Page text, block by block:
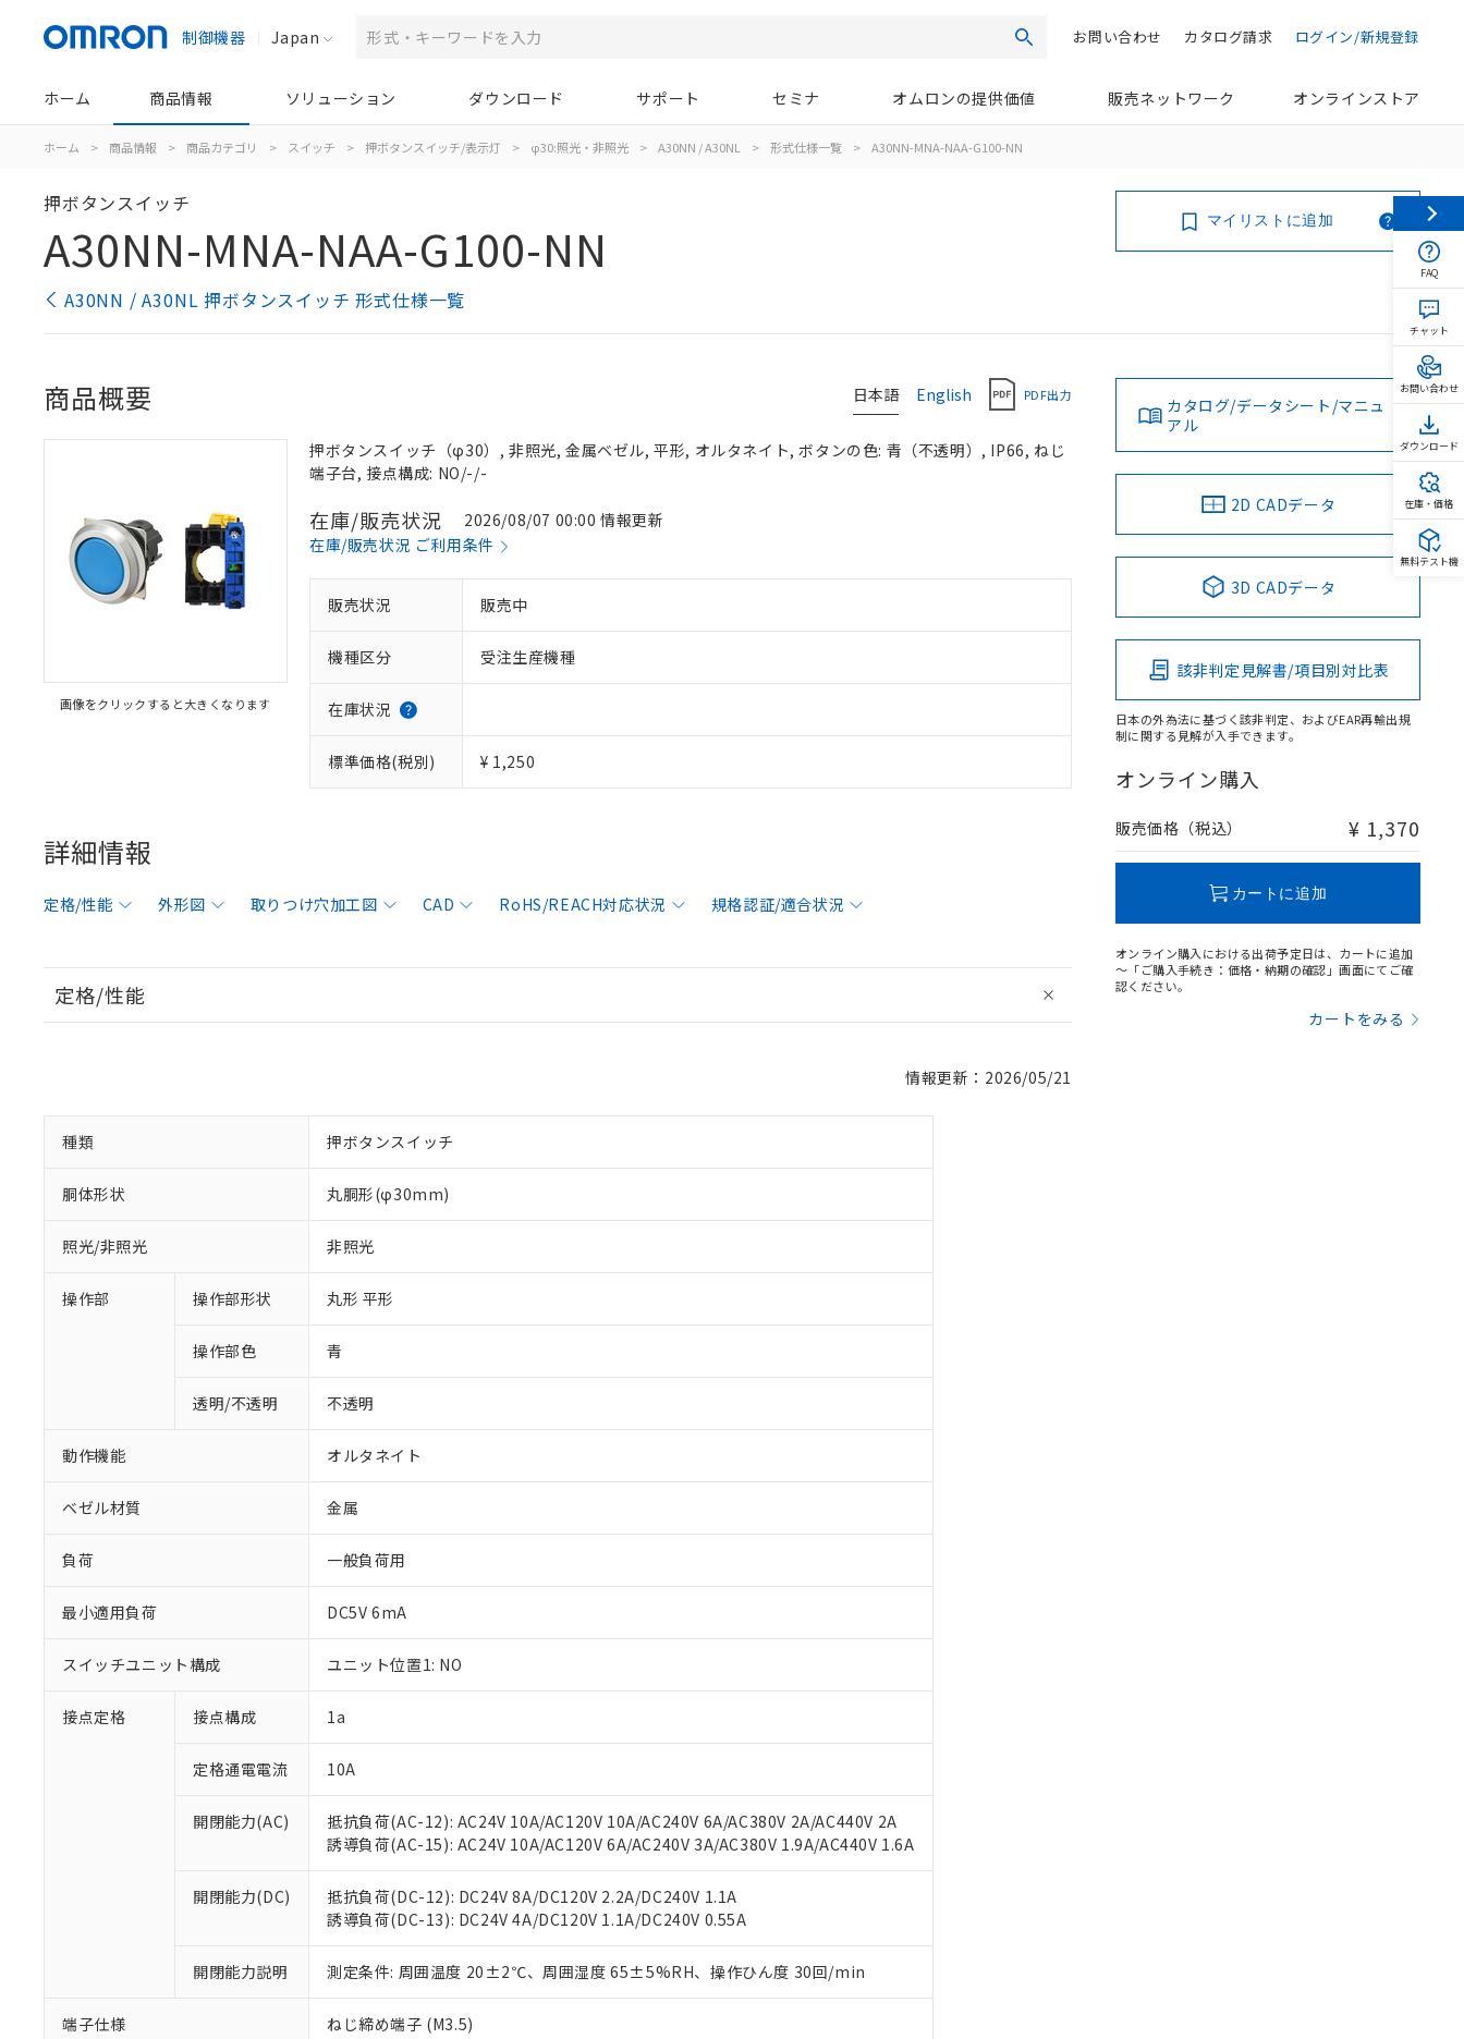
制御機器 Japan 検索 ログイン/新規登録
カタログ請求
お問い合わせ
ホーム 商品情報 ソリューション ダウンロード サポート セミナ オムロンの提供価値 販売ネットワーク オンラインストア
ホーム > 商品情報 > 商品カテゴリ > スイッチ > 押ボタンスイッチ/表示灯 > φ30:照光・非照光 > A30NN / A30NL > 形式仕様一覧 > A30NN-MNA-NAA-G100-NN
押ボタンスイッチ
A30NN-MNA-NAA-G100-NN
A30NN / A30NL 押ボタンスイッチ 形式仕様一覧
マイリストに追加
日本語 English PDF出力
商品概要
画像をクリックすると大きくなります
押ボタンスイッチ（φ30）, 非照光, 金属ベゼル, 平形, オルタネイト, ボタンの色: 青（不透明）, IP66, ねじ
端子台, 接点構成: NO/-/-
在庫/販売状況
2026/08/07 00:00 情報更新
在庫/販売状況 ご利用条件
販売状況 販売中
機種区分 受注生産機種
在庫状況
標準価格(税別) ¥ 1,250
詳細情報
定格/性能 外形図 取りつけ穴加工図 CAD RoHS/REACH対応状況 規格認証/適合状況
定格/性能
情報更新：2026/05/21
種類 押ボタンスイッチ
胴体形状 丸胴形(φ30mm)
照光/非照光 非照光
操作部 操作部形状 丸形 平形
操作部色 青
透明/不透明 不透明
動作機能 オルタネイト
ベゼル材質 金属
負荷 一般負荷用
最小適用負荷 DC5V 6mA
スイッチユニット構成 ユニット位置1: NO
接点定格 接点構成 1a
定格通電電流 10A
開閉能力(AC)
抵抗負荷(AC-12): AC24V 10A/AC120V 10A/AC240V 6A/AC380V 2A/AC440V 2A
誘導負荷(AC-15): AC24V 10A/AC120V 6A/AC240V 3A/AC380V 1.9A/AC440V 1.6A
開閉能力(DC)
抵抗負荷(DC-12): DC24V 8A/DC120V 2.2A/DC240V 1.1A
誘導負荷(DC-13): DC24V 4A/DC120V 1.1A/DC240V 0.55A
開閉能力説明 測定条件: 周囲温度 20±2℃、周囲湿度 65±5%RH、操作ひん度 30回/min
端子仕様 ねじ締め端子 (M3.5)
カタログ/データシート/マニュ
アル
2D CADデータ
3D CADデータ
該非判定見解書/項目別対比表
日本の外為法に基づく該非判定、およびEAR再輸出規
制に関する見解が入手できます。
オンライン購入
販売価格（税込） ¥ 1,370
カートに追加
オンライン購入における出荷予定日は、カートに追加
～「ご購入手続き：価格・納期の確認」画面にてご確
認ください。
カートをみる
ご利用条件
以下の条件をお読みいただき、同意のうえご利用ください。
本サービスは、当社制御機器事業取扱商品の当社在庫状況および標準価格(税抜)を提供させていただ
くものです。
在庫状況および標準価格照会結果は、記載している更新日時点での社内データに基づき作成されるも
のであり、閲覧された時点での実際の在庫および標準価格とは異なる場合があることをご了承くださ
い。
正式な納期状況および標準価格はお客様のお取引先、またはお客様担当のオムロン制御機器販売店・
当社販売員にご相談ください。
オムロン制御機器販売店や当社販売拠点は「
※1 対応状況
対応済み：EU RoHS指令（10物質）の非含有に対応した製品が提供可能な商品です。
対応予定：EU RoHS指令（10物質）の非含有に対応した製品に切り替える予定のある商品です。
非該当品：ライセンス料など無形物で、有害物質有無と関係のない商品です。
仕入先様の事情により、非含有部品としていたものが、含有品と判明した場合などやむを得ず変更すること
があります。
*EU RoHS指令（10物質）：
鉛(Pb) 1000ppm以下、 水銀(Hg) 1000ppm以下、 カドミウム(Cd) 100ppm以下、
六価クロム(Cr(Ⅵ)) 1000ppm以下、ポリ臭化ビフェニル類(PBB) 1000ppm以下、ポリ臭化ジフェニルエーテル類(PBDE) 1000ppm以下、
フタル酸ビス(2-エチルヘキシル) (DEHP)(別名：DOP) 1000ppm以下、フタル酸ブチルベンジル（BBP） 1000ppm以下、フタル酸ジブチ
ル（DBP） 1000ppm以下、フタル酸ジイソブチル (DIBP) 1000ppm以下
但し、RoHS指令で産業用監視および制御機器に対する適用除外項目は除く。
※2 対応予定月
※1 中国RoHS○×表
「×」：最大均質材料含有率が中国RoHSの基準値を超えていることを示します。
「－」：未確認です。当社販売部門へお問い合わせください。
*中国RoHS10物質の基準値 (GB/T26572)：
Pb(鉛) :1000ppm、 Hg(水銀) : 1000ppm、 Cd(カドミウム) : 100ppm、
Cr(Ⅵ)(六価クロム) : 1000ppm、 PBBs(ポリ臭化ビフェニル類) : 1000ppm、 PBDEs(ポリ臭化ジフェニルエーテル類) : 1000ppm、
DBP(フタル酸ジブチル) : 1000ppm、 DIBP(フタル酸ジイソブチル) : 1000ppm、 BBP(フタル酸ブチルベンジル) : 1000ppm、
DEHP(フタル酸ビス(2-エチルヘキシル)) : 1000ppm
※2 環境保護使用期限
当社は、これら貴社製品のうち、外国為替および外国貿易法に定める商品（以下｢規制貨物等」とい
などの必要な手続きをとります。
当社は規制貨物を破棄する場合は、完全に破砕するなど、違法に輸出されないよう必要な手段を講じ
ます。
置等に一切使用いたしません。
当社は、貴社製品を第三者に販売する場合は、上記1、2および3の内容を当該第三者に通知します。
また当社は、販売先および販売に係わる関係者が違法に輸出するおそれがある場合は、取り引きをい
記
号
説明
○ 一定数以上の在庫あり
△ 一定数には満たないが在庫あり
FAQ
チャット
お問い合わせ
ダウンロード
在庫・価格
無料テスト機